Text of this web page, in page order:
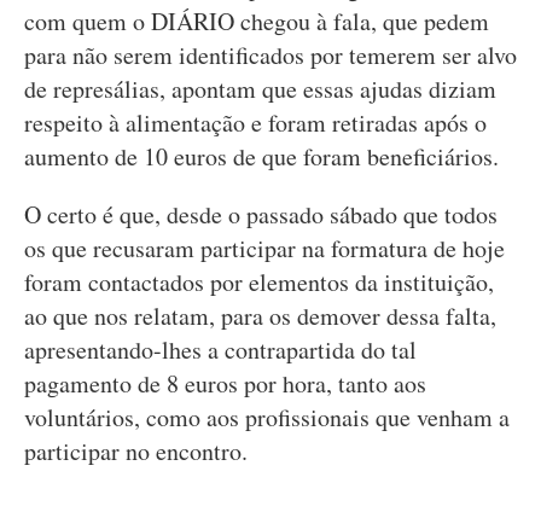
com quem o DIÁRIO chegou à fala, que pedem
para não serem identificados por temerem ser alvo
de represálias, apontam que essas ajudas diziam
respeito à alimentação e foram retiradas após o
aumento de 10 euros de que foram beneficiários.
O certo é que, desde o passado sábado que todos
os que recusaram participar na formatura de hoje
foram contactados por elementos da instituição,
ao que nos relatam, para os demover dessa falta,
apresentando-lhes a contrapartida do tal
pagamento de 8 euros por hora, tanto aos
voluntários, como aos profissionais que venham a
participar no encontro.